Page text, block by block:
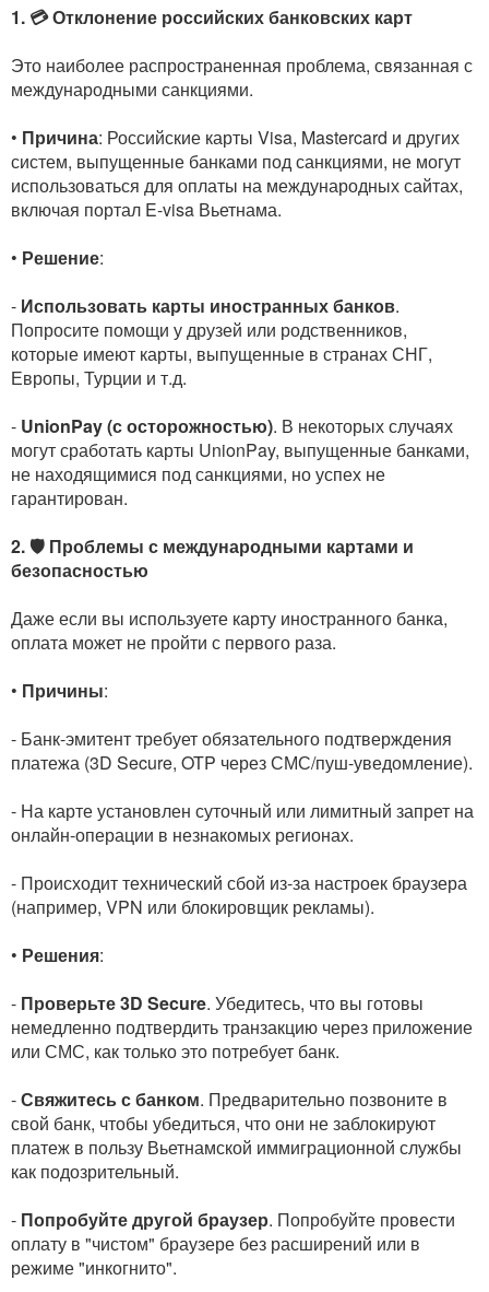
1. 💳 Отклонение российских банковских карт
Это наиболее распространенная проблема, связанная с
международными санкциями.
• Причина: Российские карты Visa, Mastercard и других
систем, выпущенные банками под санкциями, не могут
использоваться для оплаты на международных сайтах,
включая портал E-visa Вьетнама.
• Решение:
- Использовать карты иностранных банков.
Попросите помощи у друзей или родственников,
которые имеют карты, выпущенные в странах СНГ,
Европы, Турции и т.д.
- UnionPay (с осторожностью). В некоторых случаях
могут сработать карты UnionPay, выпущенные банками,
не находящимися под санкциями, но успех не
гарантирован.
2. 🛡️ Проблемы с международными картами и
безопасностью
Даже если вы используете карту иностранного банка,
оплата может не пройти с первого раза.
• Причины:
- Банк-эмитент требует обязательного подтверждения
платежа (3D Secure, OTP через СМС/пуш-уведомление).
- На карте установлен суточный или лимитный запрет на
онлайн-операции в незнакомых регионах.
- Происходит технический сбой из-за настроек браузера
(например, VPN или блокировщик рекламы).
• Решения:
- Проверьте 3D Secure. Убедитесь, что вы готовы
немедленно подтвердить транзакцию через приложение
или СМС, как только это потребует банк.
-Свяжитесь с банком. Предварительно позвоните в
свой банк, чтобы убедиться, что они не заблокируют
платеж в пользу Вьетнамской иммиграционной службы
как подозрительный.
- Попробуйте другой браузер. Попробуйте провести
оплату в "чистом" браузере без расширений или в
режиме "инкогнито".